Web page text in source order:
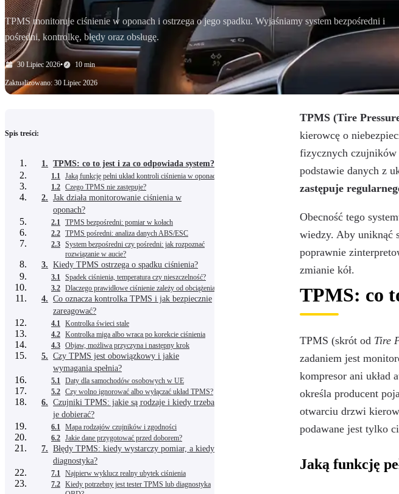
TPMS monitoruje ciśnienie w oponach i ostrzega o jego spadku. Wyjaśniamy system bezpośredni i
pośredni, kontrolkę, błędy oraz obsługę.
30 Lipiec 2026• 10 min
Zaktualizowano: 30 Lipiec 2026
Spis treści:
1. TPMS: co to jest i za co odpowiada system?
1.1 Jaką funkcję pełni układ kontroli ciśnienia w oponach?
1.2 Czego TPMS nie zastępuje?
2. Jak działa monitorowanie ciśnienia w
oponach?
2.1 TPMS bezpośredni: pomiar w kołach
2.2 TPMS pośredni: analiza danych ABS/ESC
2.3 System bezpośredni czy pośredni: jak rozpoznać
rozwiązanie w aucie?
3. Kiedy TPMS ostrzega o spadku ciśnienia?
3.1 Spadek ciśnienia, temperatura czy nieszczelność?
3.2 Dlaczego prawidłowe ciśnienie zależy od obciążenia?
4. Co oznacza kontrolka TPMS i jak bezpiecznie
zareagować?
4.1 Kontrolka świeci stale
4.2 Kontrolka miga albo wraca po korekcie ciśnienia
4.3 Objaw, możliwa przyczyna i następny krok
5. Czy TPMS jest obowiązkowy i jakie
wymagania spełnia?
5.1 Daty dla samochodów osobowych w UE
5.2 Czy wolno ignorować albo wyłączać układ TPMS?
6. Czujniki TPMS: jakie są rodzaje i kiedy trzeba
je dobierać?
6.1 Mapa rodzajów czujników i zgodności
6.2 Jakie dane przygotować przed doborem?
7. Błędy TPMS: kiedy wystarczy pomiar, a kiedy
diagnostyka?
7.1 Najpierw wyklucz realny ubytek ciśnienia
7.2 Kiedy potrzebny jest tester TPMS lub diagnostyka
TPMS (Tire
kierowcę o
fizycznych czujników
podstawie danych z
zastępuje
Obecność tego
wiedzy. Aby uniknąć
poprawnie
zmianie kół.
TPMS: co
TPMS (skrót od Tire
zadaniem jest
kompresor ani układ
określa producent
otwarciu drzwi
podawane jest tylko
Jaką funkcję